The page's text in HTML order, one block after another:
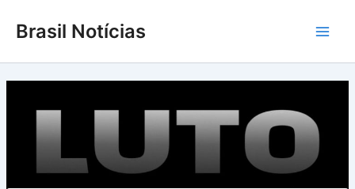
para
conteúdo
Brasil Notícias